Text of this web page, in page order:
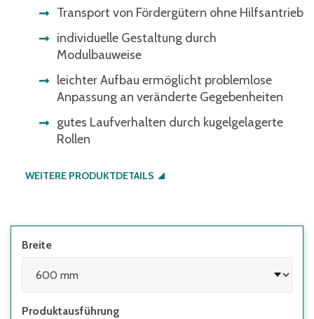
Transport von Fördergütern ohne Hilfsantrieb
individuelle Gestaltung durch
Modulbauweise
leichter Aufbau ermöglicht problemlose
Anpassung an veränderte Gegebenheiten
gutes Laufverhalten durch kugelgelagerte
Rollen
WEITERE PRODUKTDETAILS
Breite
Produktausführung